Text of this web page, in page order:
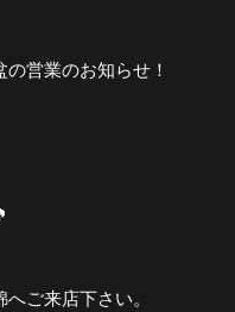
営業のお知らせ！
ご来店下さい。